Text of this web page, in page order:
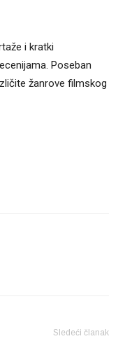
i kratki
Poseban
žanrove filmskog
Sledeći članak